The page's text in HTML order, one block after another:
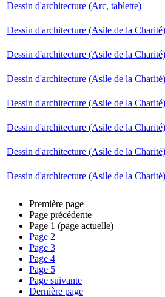
Dessin d'architecture (Arc, tablette)
Dessin d'architecture (Asile de la Charité)
Dessin d'architecture (Asile de la Charité)
Dessin d'architecture (Asile de la Charité)
Dessin d'architecture (Asile de la Charité)
Dessin d'architecture (Asile de la Charité)
Dessin d'architecture (Asile de la Charité)
Dessin d'architecture (Asile de la Charité)
Première page
Page précédente
Page 1 (page actuelle)
Page 2
Page 3
Page 4
Page 5
Page suivante
Dernière page